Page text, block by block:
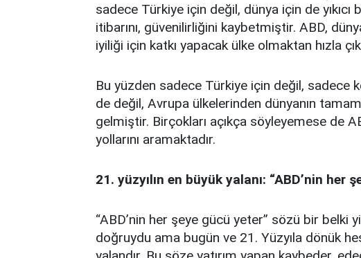
sadece Türkiye için değil, dünya için de
itibarını, güvenilirliğini kaybetmiştir. ABD,
iyiliği için katkı yapacak ülke olmaktan hızla
Bu yüzden sadece Türkiye için değil, sadece
de değil, Avrupa ülkelerinden dünyanın
gelmiştir. Birçokları açıkça söyleyemese de
yollarını aramaktadır.
21. yüzyılın en büyük yalanı: “ABD’nin her
“ABD’nin her şeye gücü yeter” sözü bir belki
doğruydu ama bugün ve 21. Yüzyıla dönük